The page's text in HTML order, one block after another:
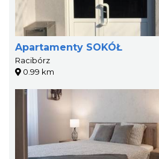
Apartamenty SOKÓŁ
Racibórz
0.99 km